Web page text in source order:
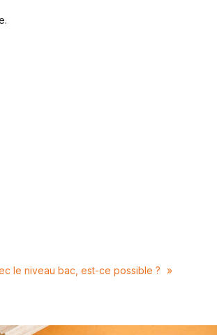
le niveau bac, est-ce possible ? »